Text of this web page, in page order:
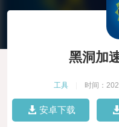
黑洞加
工具 时间：
安卓下载